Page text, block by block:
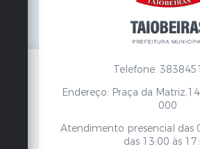
Telefone:
Endereço: Praça da
000
Atendimento presencial das
das 13:00 às